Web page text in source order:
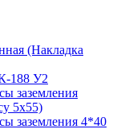
(Накладка
188 У2
заземления
5х55)
заземления 4*40